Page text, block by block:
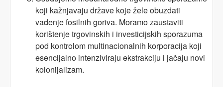
koji kažnjavaju države koje žele obuzdati
vađenje fosilnih goriva. Moramo zaustaviti
korištenje trgovinskih i investicijskih sporazuma
pod kontrolom multinacionalnih korporacija koji
esencijalno intenziviraju ekstrakciju i jačaju novi
kolonijalizam.